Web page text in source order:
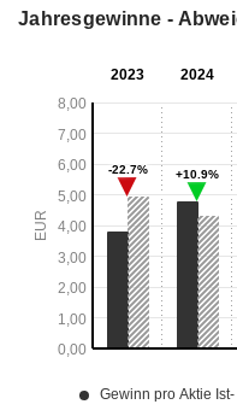
Jahresgewinne -